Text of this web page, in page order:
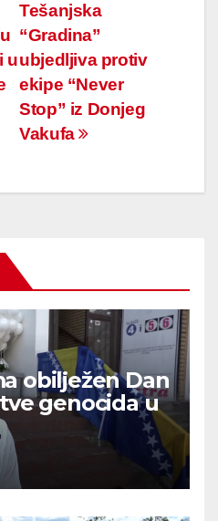
Tešanjska
“Gradina”
ubjedljiva protiv
ekipe “Never
Stop” iz Donjeg
Vakufa
u
obilježen Dan
genocida u